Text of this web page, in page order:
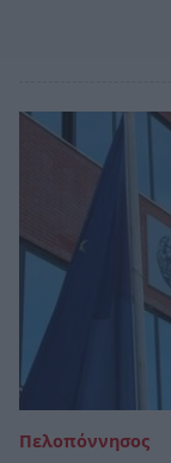
Πελοπόννησος